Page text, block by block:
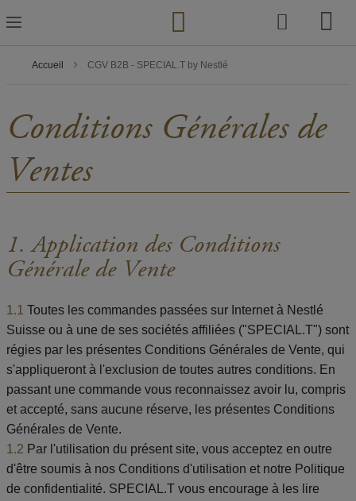
to
Content
Accueil CGV B2B - SPECIAL.T by Nestlé
Conditions Générales de
Ventes
1. Application des Conditions
Générale de Vente
1.1 Toutes les commandes passées sur Internet à Nestlé
Suisse ou à une de ses sociétés affiliées ("SPECIAL.T") sont
régies par les présentes Conditions Générales de Vente, qui
s'appliqueront à l'exclusion de toutes autres conditions. En
passant une commande vous reconnaissez avoir lu, compris
et accepté, sans aucune réserve, les présentes Conditions
Générales de Vente.
1.2 Par l'utilisation du présent site, vous acceptez en outre
d'être soumis à nos Conditions d'utilisation et notre Politique
de confidentialité. SPECIAL.T vous encourage à les lire